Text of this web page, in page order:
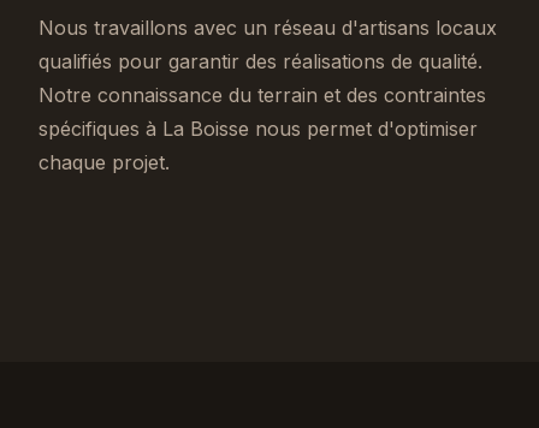
Nous travaillons avec un réseau d'artisans locaux
qualifiés pour garantir des réalisations de qualité.
Notre connaissance du terrain et des contraintes
spécifiques à La Boisse nous permet d'optimiser
chaque projet.